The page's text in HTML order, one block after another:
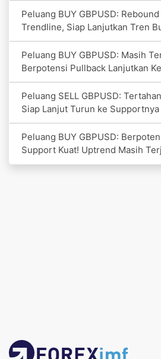
Peluang BUY GBPUSD:
Trendline, Siap Lanjutkan Tren
Peluang BUY GBPUSD: Masih
Berpotensi Pullback Lanjutkan
Peluang SELL GBPUSD:
Siap Lanjut Turun ke Supportnya
Peluang BUY GBPUSD:
Support Kuat! Uptrend Masih